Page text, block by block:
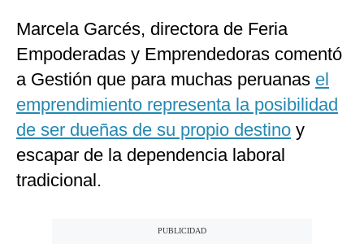
Marcela Garcés, directora de Feria
Empoderadas y Emprendedoras comentó
a Gestión que para muchas peruanas el
emprendimiento representa la posibilidad
de ser dueñas de su propio destino y
escapar de la dependencia laboral
tradicional.